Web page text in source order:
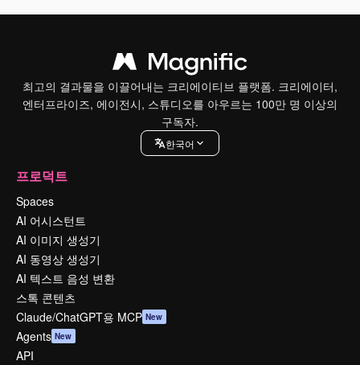
최고의 결과물을 이끌어내는 크리에이티브 플랫폼. 크리에이터,
엔터프라이즈, 에이전시, 스튜디오를 아우르는 100만 명 이상의
구독자.
한국어
프로덕트
Spaces
AI 어시스턴트
AI 이미지 생성기
AI 동영상 생성기
AI 텍스트 음성 변환
스톡 콘텐츠
Claude/ChatGPT용 MCP New
Agents New
API